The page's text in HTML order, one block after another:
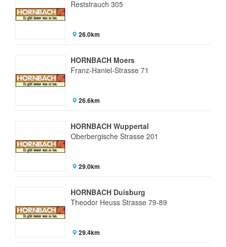
Reststrauch 305
26.0km
HORNBACH Moers
Franz-Haniel-Strasse 71
26.6km
HORNBACH Wuppertal
Oberbergische Strasse 201
29.0km
HORNBACH Duisburg
Theodor Heuss Strasse 79-89
29.4km